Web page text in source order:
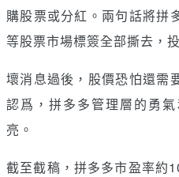
購股票或分紅。兩句話將拼
等股票市場標簽全部撕去，
壞消息過後，股價恐怕還需
認爲，拼多多管理層的勇
亮。
截至截稿，拼多多市盈率約